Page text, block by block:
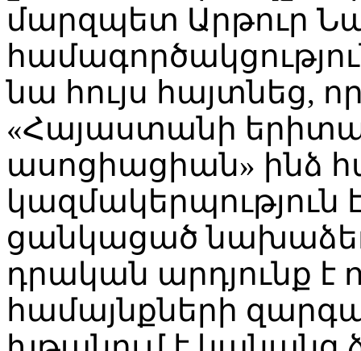
մարզպետ Արթուր
նա հույս հայտնեց,
«Հայաստանի
ասոցիացիան» ինձ
կազմակերպություն
ցանկացած
դրական արդյունք է
համայնքների